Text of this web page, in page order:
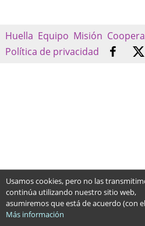
Huella Equipo Misión
Política de privacidad
Usamos cookies, pero no las
continúa utilizando nuestro sitio web,
asumiremos que está de acuerdo (con
Más información